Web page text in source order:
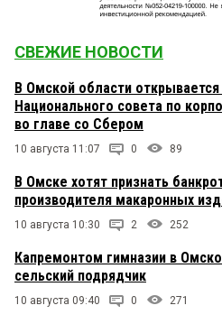
СВЕЖИЕ НОВОСТИ
В Омской области
Национального совета по
во главе со Сбером
10 августа 11:07 0 89
В Омске хотят признать
производителя макаронных
10 августа 10:30 2 252
Капремонтом гимназии в
сельский подрядчик
10 августа 09:40 0 271